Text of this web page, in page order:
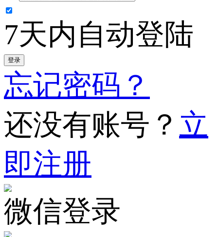
7天内自动登陆
登录
忘记密码？
还没有账号？ 立
即注册
微信登录